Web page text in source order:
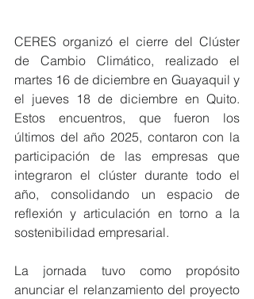
CERES organizó el cierre del Clúster
de Cambio Climático, realizado el
martes 16 de diciembre en Guayaquil y
el jueves 18 de diciembre en Quito.
Estos encuentros, que fueron los
últimos del año 2025, contaron con la
participación de las empresas que
integraron el clúster durante todo el
año, consolidando un espacio de
reflexión y articulación en torno a la
sostenibilidad empresarial.
La jornada tuvo como propósito
anunciar el relanzamiento del proyecto